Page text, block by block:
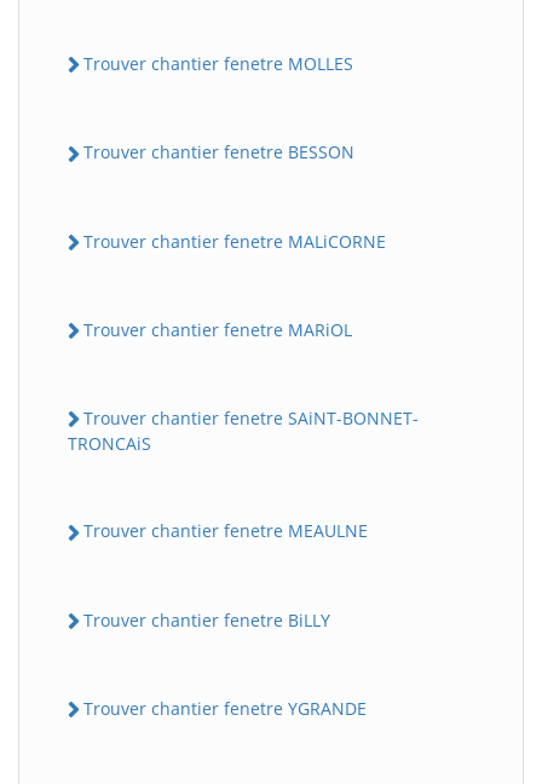
Trouver chantier fenetre MOLLES
Trouver chantier fenetre BESSON
Trouver chantier fenetre MALiCORNE
Trouver chantier fenetre MARiOL
Trouver chantier fenetre SAiNT-BONNET-
TRONCAiS
Trouver chantier fenetre MEAULNE
Trouver chantier fenetre BiLLY
Trouver chantier fenetre YGRANDE